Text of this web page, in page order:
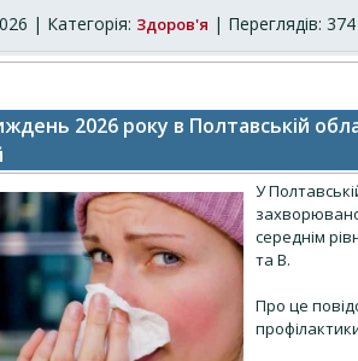
| Категорія: Здоров'я | Переглядів: 374
2026 року в Полтавській
У
середнім
та В.
Про це